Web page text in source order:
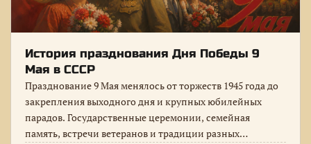
История празднования Дня Победы 9
Мая в СССР
Празднование 9 Мая менялось от торжеств 1945 года до
закрепления выходного дня и крупных юбилейных
парадов. Государственные церемонии, семейная
память, встречи ветеранов и традиции разных…